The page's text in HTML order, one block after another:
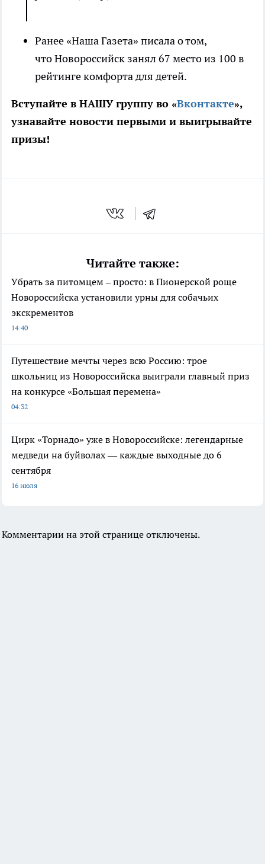
Ранее «Наша Газета» писала о том,
что Новороссийск занял 67 место из 100 в
рейтинге комфорта для детей.
Вступайте в НАШУ группу во «Вконтакте»,
узнавайте новости первыми и выигрывайте
призы!
Читайте также:
Убрать за питомцем – просто: в Пионерской роще
Новороссийска установили урны для собачьих
экскрементов
14:40
Путешествие мечты через всю Россию: трое
школьниц из Новороссийска выиграли главный приз
на конкурсе «Большая перемена»
04:32
Цирк «Торнадо» уже в Новороссийске: легендарные
медведи на буйволах — каждые выходные до 6
сентября
16 июля
Комментарии на этой странице отключены.